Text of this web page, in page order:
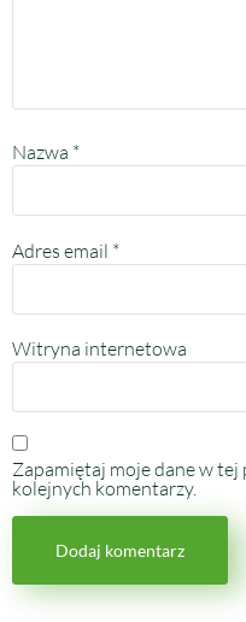
Nazwa *
Adres email *
Witryna internetowa
Zapamiętaj moje dane w tej
kolejnych komentarzy.